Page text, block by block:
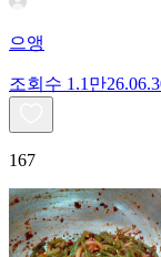
으앵
조회수 1.1만
167